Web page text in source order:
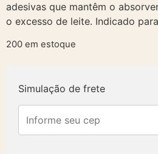
adesivas que mantêm o
o excesso de leite. Indicado
200 em estoque
Simulação de frete